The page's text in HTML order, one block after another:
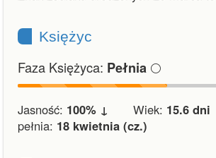
Księżyc
Faza Księżyca: Pełnia 🌕
Jasność: 100% ↓ Wiek: 15.6 dni
pełnia: 18 kwietnia (cz.)